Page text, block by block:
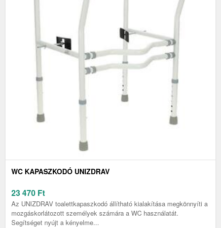
WC KAPASZKODÓ UNIZDRAV
23 470 Ft
Az UNIZDRAV toalettkapaszkodó állítható kialakítása megkönnyíti a
mozgáskorlátozott személyek számára a WC használatát.
Segítséget nyújt a kényelme...